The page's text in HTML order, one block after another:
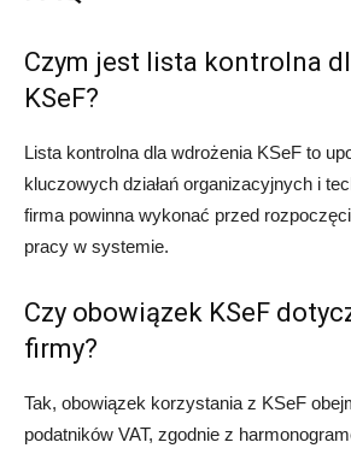
Czym jest lista kontrolna
KSeF?
Lista kontrolna dla wdrożenia KSeF to
kluczowych działań organizacyjnych i
firma powinna wykonać przed
pracy w systemie.
Czy obowiązek KSeF
firmy?
Tak, obowiązek korzystania z KSeF
podatników VAT, zgodnie z